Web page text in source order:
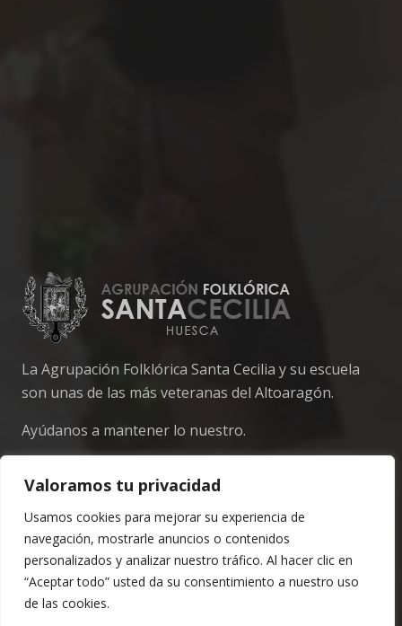
Valoramos tu privacidad
Usamos cookies para mejorar su experiencia de
navegación, mostrarle anuncios o contenidos
personalizados y analizar nuestro tráfico. Al hacer clic en
“Aceptar todo” usted da su consentimiento a nuestro uso
de las cookies.
La Agrupación Folklórica Santa Cecilia y su escuela
son unas de las más veteranas del Altoaragón.
Ayúdanos a mantener lo nuestro.
Contacto